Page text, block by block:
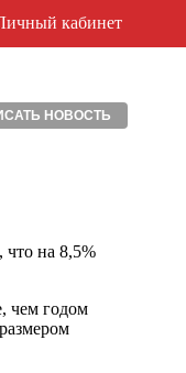
кабинет
НОВОСТЬ
что на 8,5%
чем годом